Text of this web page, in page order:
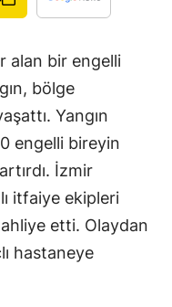
alan bir engelli
bölge
Yangın
engelli bireyin
İzmir
itfaiye ekipleri
etti. Olaydan
hastaneye